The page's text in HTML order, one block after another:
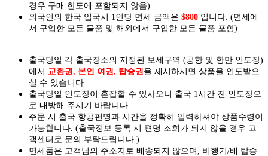
경우 구매 한도에 포함되지 않음)
외국인의 한국 입국시 1인당 면세 금액은 $800 입니다. (면세에
서 구입한 모든 물품 및 해외에서 구입한 모든 물품 포함)
출국당일 각 출국장소의 지정된 보세구역 (공항 및 항만 인도장)
에서 교환권, 본인 여권, 탑승권 을 제시하시면 상품을 인도 받으
실 수 있습니다.
출국당일 인도장이 혼잡할 수 있사오니 출국 1시간 전 인도장으
로 내방해 주시기 바랍니다.
주문 시 출국 항공편명과 시간을 정확히 입력하셔야 상품수령이
가능합니다. (출국정보 등록 시 편명 조회가 되지 않을 경우 고
객센터로 문의 부탁드립니다.)
면세품은 고객님의 주소지로 배송되지 않으며, 비행기/배 탑승